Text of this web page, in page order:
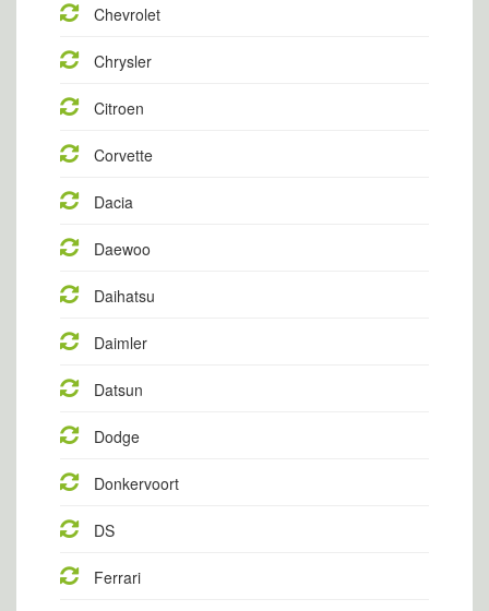
Chevrolet
Chrysler
Citroen
Corvette
Dacia
Daewoo
Daihatsu
Daimler
Datsun
Dodge
Donkervoort
DS
Ferrari